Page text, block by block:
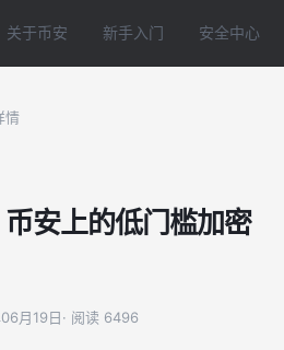
关于币安 新手入门 安全中心
情
安上的低门槛加密
月19日· 阅读 6496